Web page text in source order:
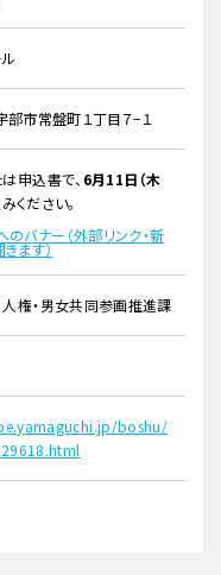
市常盤町１丁目７−１
申込書で、 6月11日（木
ください。
権・男女共同参画推進課
boshu/